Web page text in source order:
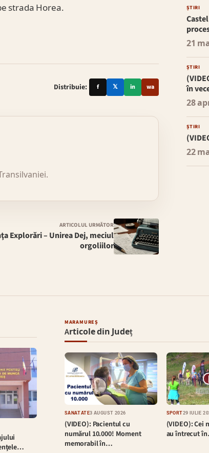
strada Horea.
Distribuie: f 𝕏 in wa
ARTICOLUL URMĂTOR
Explorări – Unirea Dej, meciul
orgoliilor
ȘTIRI
21
ȘTIRI
în
28
ȘTIRI
22
MARAMUREȘ
Articole din Județ
SĂNĂTATE3 AUGUST 2026
(VIDEO): Pacientul cu
numărul 10.000! Moment
memorabil în…
SPORT29 IULIE
(VIDEO): Cei
au întrecut